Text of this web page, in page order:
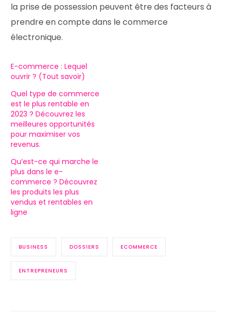
la prise de possession peuvent être des facteurs à
prendre en compte dans le commerce
électronique.
E-commerce : Lequel
ouvrir ? (Tout savoir)
Quel type de commerce
est le plus rentable en
2023 ? Découvrez les
meilleures opportunités
pour maximiser vos
revenus.
Qu’est-ce qui marche le
plus dans le e-
commerce ? Découvrez
les produits les plus
vendus et rentables en
ligne
BUSINESS DOSSIERS ECOMMERCE
ENTREPRENEURS